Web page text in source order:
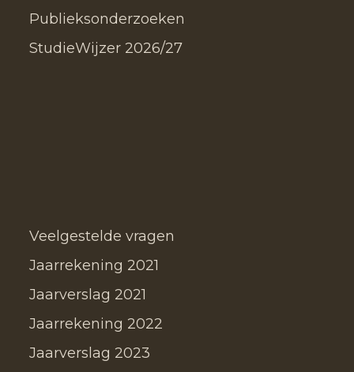
Publieksonderzoeken
StudieWijzer 2026/27
Veelgestelde vragen
Jaarrekening 2021
Jaarverslag 2021
Jaarrekening 2022
Jaarverslag 2023